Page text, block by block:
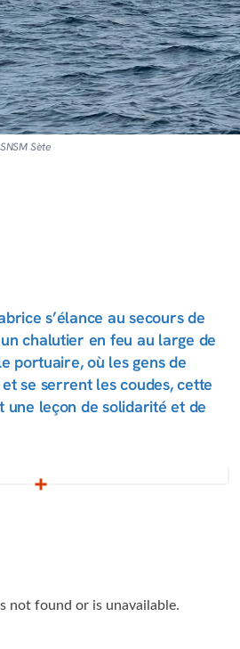
Sète
s’élance au secours de
chalutier en feu au large de
portuaire, où les gens de
se serrent les coudes, cette
une leçon de solidarité et de